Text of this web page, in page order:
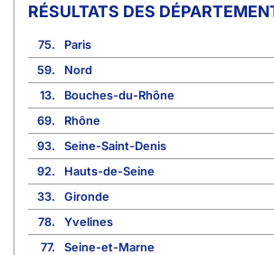
RÉSULTATS DES
75.
Paris
59.
Nord
13.
Bouches-du-Rhône
69.
Rhône
93.
Seine-Saint-Denis
92.
Hauts-de-Seine
33.
Gironde
78.
Yvelines
77.
Seine-et-Marne